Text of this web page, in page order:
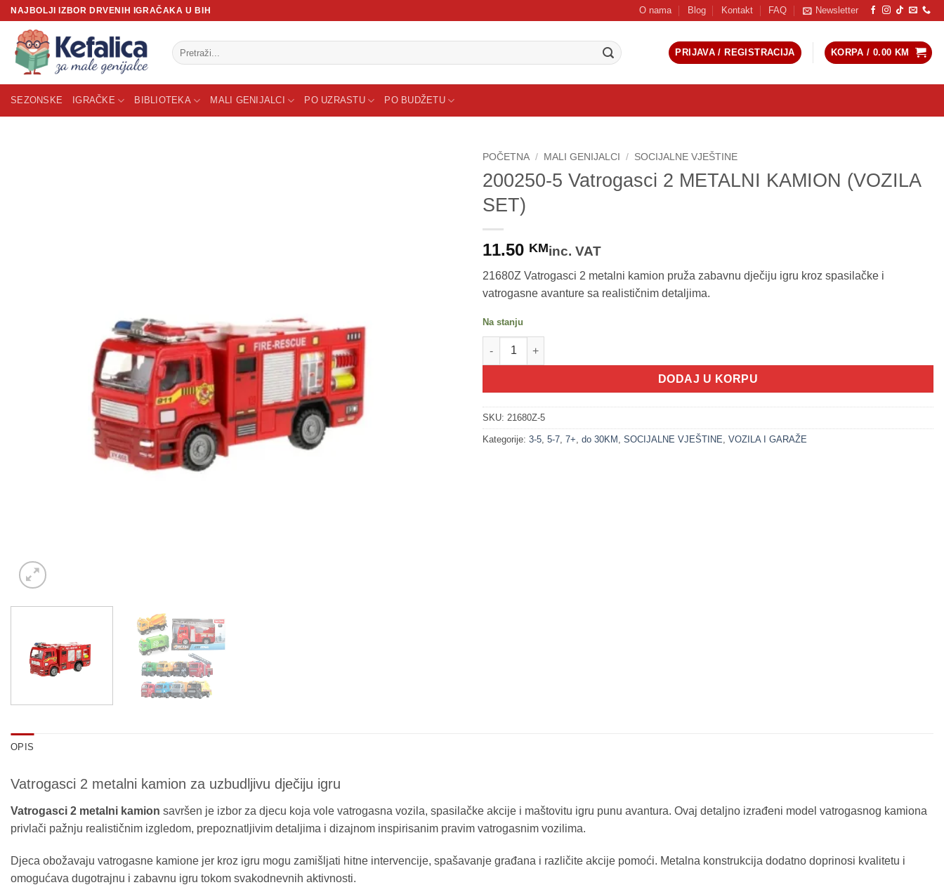
Skip
content
NAJBOLJI IZBOR DRVENIH IGRAČAKA U BIH O nama Blog Kontakt FAQ Newsletter
Pretraži:
PRIJAVA / REGISTRACIJA KORPA / 0.00 KM
SEZONSKE IGRAČKE BIBLIOTEKA MALI GENIJALCI PO UZRASTU PO BUDŽETU
POČETNA / MALI GENIJALCI / SOCIJALNE VJEŠTINE
200250-5 Vatrogasci 2 METALNI KAMION (VOZILA
SET)
11.50 KMinc. VAT
21680Z Vatrogasci 2 metalni kamion pruža zabavnu dječiju igru kroz spasilačke i
vatrogasne avanture sa realističnim detaljima.
Na stanju
200250-5 Vatrogasci 2 METALNI KAMION (VOZILA SET) količina
DODAJ U KORPU
SKU: 21680Z-5
Kategorije: 3-5, 5-7, 7+, do 30KM , SOCIJALNE VJEŠTINE, VOZILA I GARAŽE
OPIS
Vatrogasci 2 metalni kamion za uzbudljivu dječiju igru
Vatrogasci 2 metalni kamion savršen je izbor za djecu koja vole vatrogasna vozila, spasilačke akcije i maštovitu igru punu avantura. Ovaj detaljno izrađeni model vatrogasnog kamiona
privlači pažnju realističnim izgledom, prepoznatljivim detaljima i dizajnom inspirisanim pravim vatrogasnim vozilima.
Djeca obožavaju vatrogasne kamione jer kroz igru mogu zamišljati hitne intervencije, spašavanje građana i različite akcije pomoći. Metalna konstrukcija dodatno doprinosi kvalitetu i
omogućava dugotrajnu i zabavnu igru tokom svakodnevnih aktivnosti.